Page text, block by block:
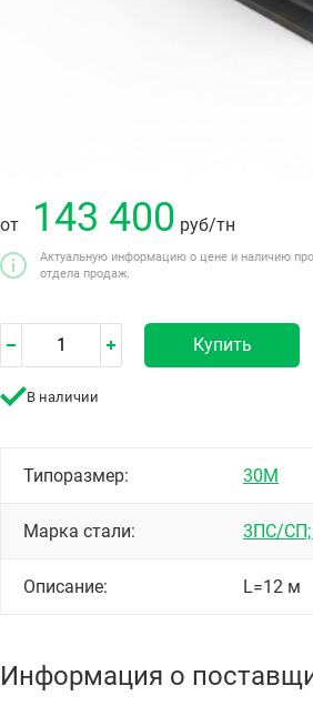
от 143 400 руб/тн
Актуальную информацию о цене и наличию
отдела продаж.
Купить
В наличии
Типоразмер: 30М
Марка стали: 3ПС/СП;
Описание: L=12 м
Информация о